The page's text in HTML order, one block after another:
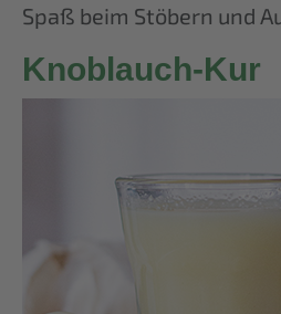
Spaß beim Stöbern und
Knoblauch-Kur